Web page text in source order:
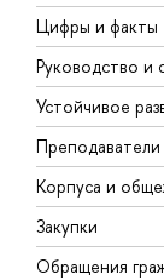
Цифры и факты
Руководство и
Устойчивое
Корпуса и
Закупки
Обращения